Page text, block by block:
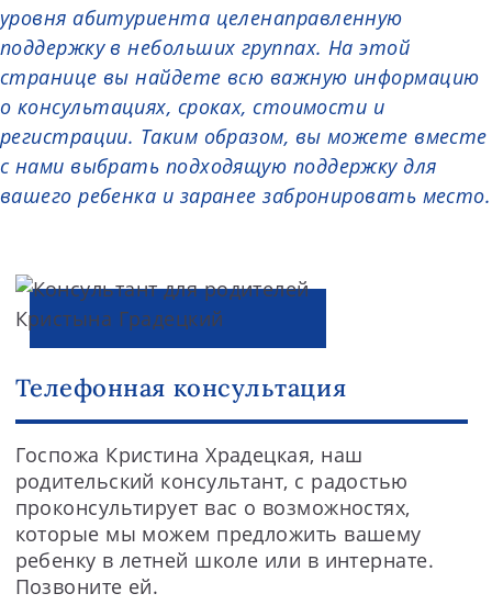
уровня абитуриента целенаправленную
поддержку в небольших группах. На этой
странице вы найдете всю важную информацию
о консультациях, сроках, стоимости и
регистрации. Таким образом, вы можете вместе
с нами выбрать подходящую поддержку для
вашего ребенка и заранее забронировать место.
Телефонная консультация
Госпожа Кристина Храдецкая, наш
родительский консультант, с радостью
проконсультирует вас о возможностях,
которые мы можем предложить вашему
ребенку в летней школе или в интернате.
Позвоните ей.